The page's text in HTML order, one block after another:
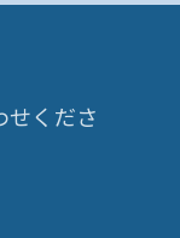
せくださ